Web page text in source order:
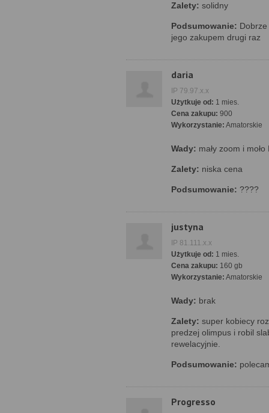
Zalety: solidny
Podsumowanie: Dobrze
jego zakupem drugi raz
daria
IP 79.97.x.x
Użytkuje od: 1 mies.
Cena zakupu: 900
Wykorzystanie: Amatorskie
Wady: mały zoom i moło
Zalety: niska cena
Podsumowanie: ????
justyna
IP 81.111.x.x
Użytkuje od: 1 mies.
Cena zakupu: 160 gb
Wykorzystanie: Amatorskie
Wady: brak
Zalety: super kobiecy
predzej olimpus i robil
rewelacyjnie.
Podsumowanie:
Progresso